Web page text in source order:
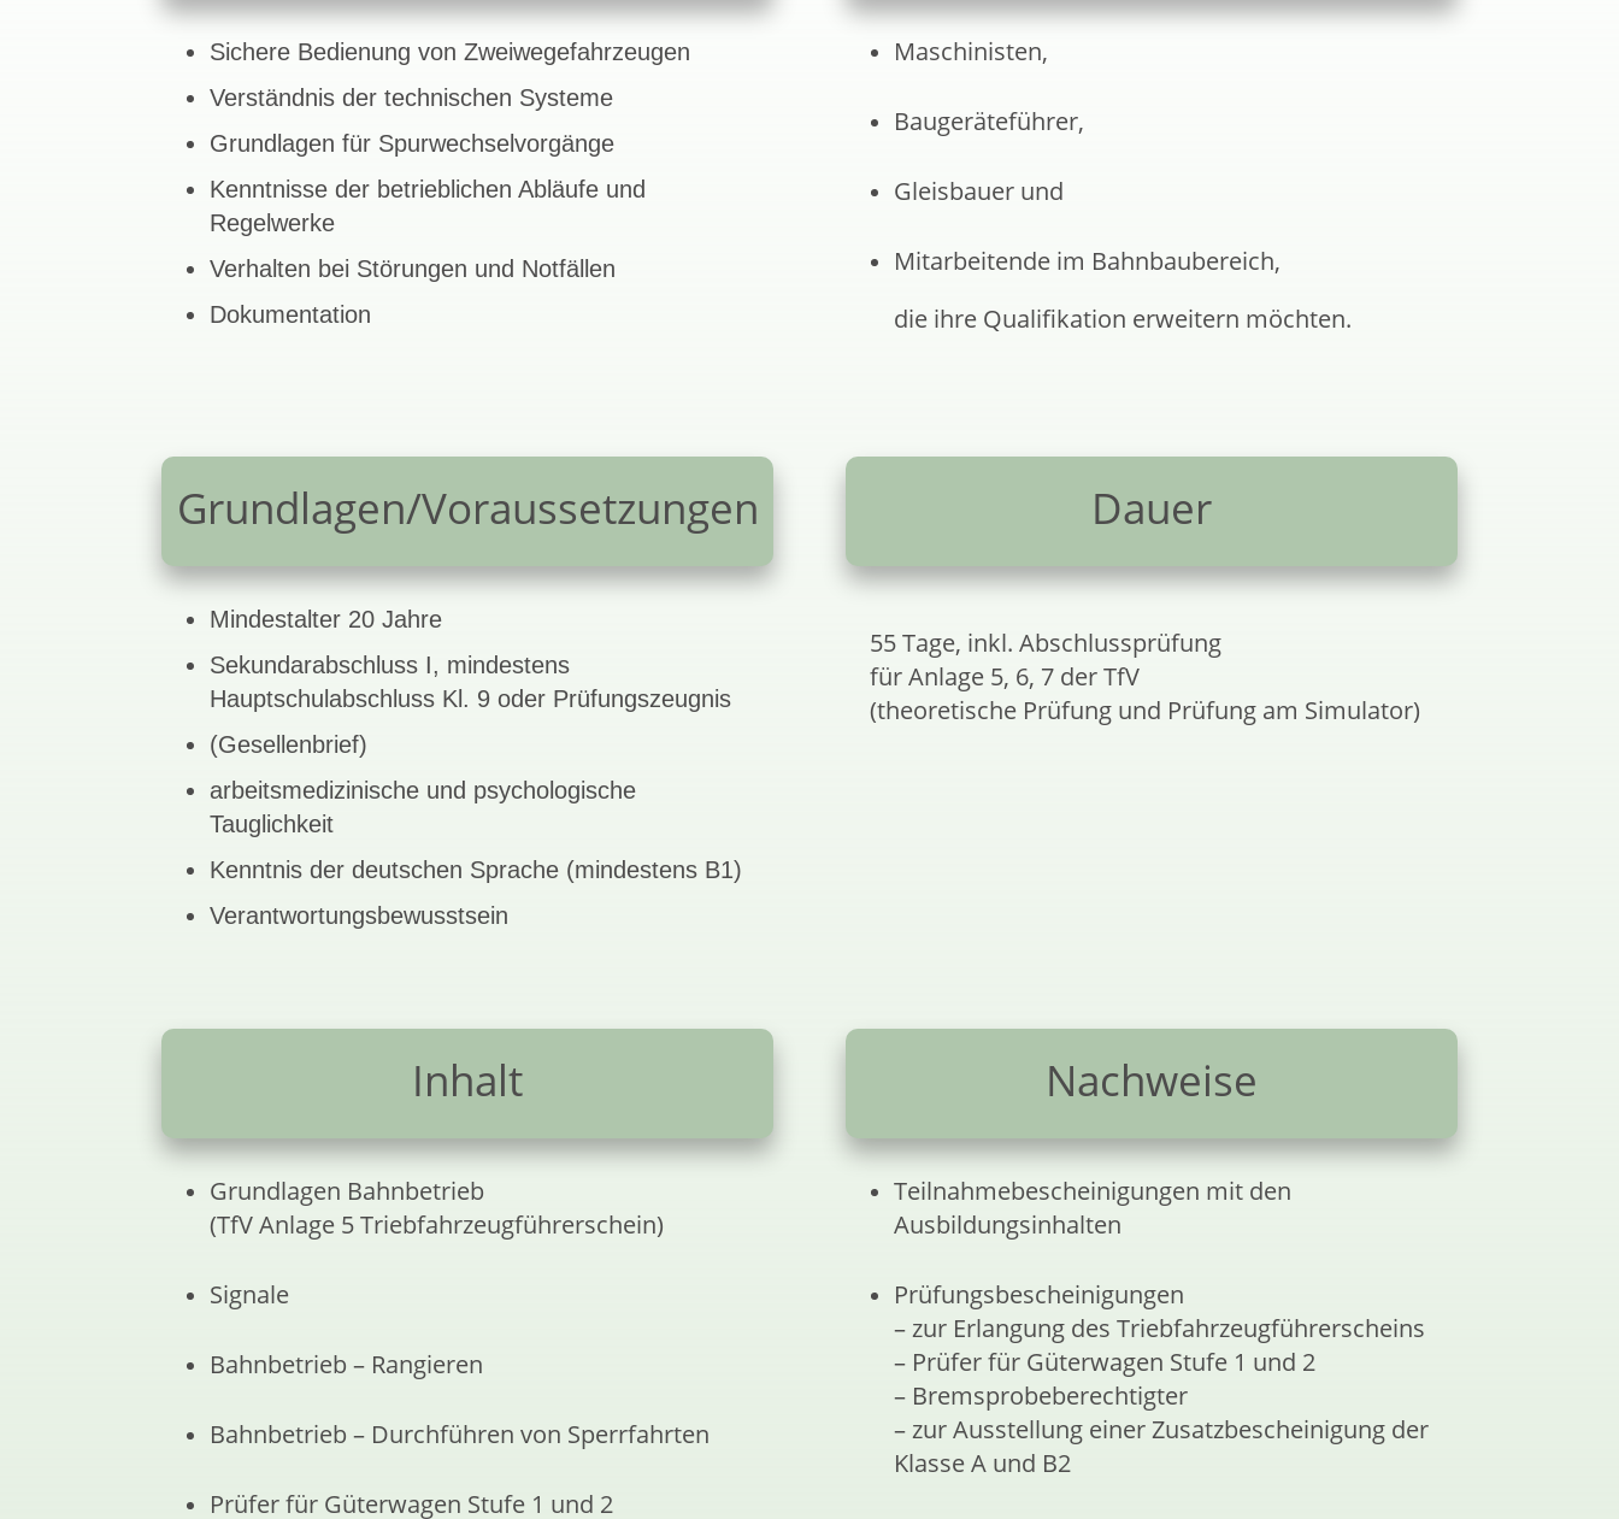
Sichere Bedienung von Zweiwegefahrzeugen
Verständnis der technischen Systeme
Grundlagen für Spurwechselvorgänge
Kenntnisse der betrieblichen Abläufe und
Regelwerke
Verhalten bei Störungen und Notfällen
Dokumentation
Maschinisten,
Baugeräteführer,
Gleisbauer und
Mitarbeitende im Bahnbaubereich,
die ihre Qualifikation erweitern möchten.
Grundlagen/Voraussetzungen
Mindestalter 20 Jahre
Sekundarabschluss I, mindestens
Hauptschulabschluss Kl. 9 oder Prüfungszeugnis
(Gesellenbrief)
arbeitsmedizinische und psychologische
Tauglichkeit
Kenntnis der deutschen Sprache (mindestens B1)
Verantwortungsbewusstsein
Dauer
55 Tage, inkl. Abschlussprüfung
für Anlage 5, 6, 7 der TfV
(theoretische Prüfung und Prüfung am Simulator)
Inhalt
Grundlagen Bahnbetrieb
(TfV Anlage 5 Triebfahrzeugführerschein)
Signale
Bahnbetrieb – Rangieren
Bahnbetrieb – Durchführen von Sperrfahrten
Prüfer für Güterwagen Stufe 1 und 2
Nachweise
Teilnahmebescheinigungen mit den
Ausbildungsinhalten
Prüfungsbescheinigungen
– zur Erlangung des Triebfahrzeugführerscheins
– Prüfer für Güterwagen Stufe 1 und 2
– Bremsprobeberechtigter
– zur Ausstellung einer Zusatzbescheinigung der
Klasse A und B2